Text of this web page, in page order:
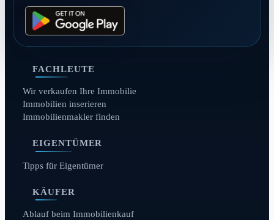
FACHLEUTE
Wir verkaufen Ihre Immobilie
Immobilien inserieren
Immobilienmakler finden
EIGENTÜMER
Tipps für Eigentümer
KÄUFER
Ablauf beim Immobilienkauf